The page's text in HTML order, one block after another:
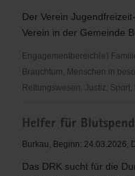
Der Verein
Verein in der Gemeinde
Engagementbereich(e)
Brauchtum, Menschen in
Rettungswesen, Justiz,
Jugendfreizeit-
Burkau
Helfer für
Burkau, Beginn: 24.03.2026,
Das DRK sucht für die